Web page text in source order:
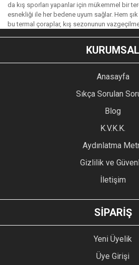
da kış sporları yapanlar için mükemmel bir
esnekliği ile her bedene uyum sağlar. Hem
bu termal çoraplar, kış sezonunun
KURUMSAL
Anasayfa
Sıkça Sorulan
Blog
K.V.K.K.
Aydınlatma
Gizlilik ve
İletişim
SİPARİŞ
Yeni Üyelik
Üye Girişi